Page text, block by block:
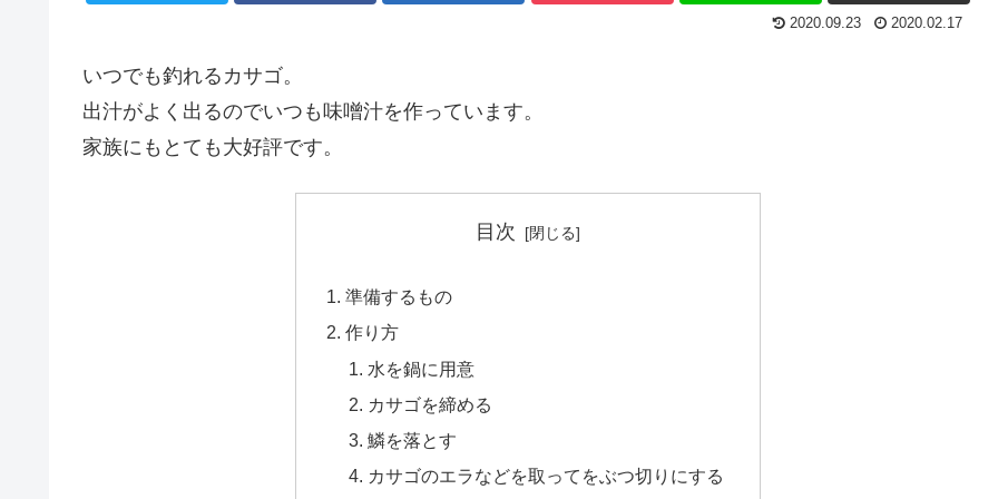
2020.09.23 2020.02.17
いつでも釣れるカサゴ。
出汁がよく出るのでいつも味噌汁を作っています。
家族にもとても大好評です。
目次
準備するもの
作り方
水を鍋に用意
カサゴを締める
鱗を落とす
カサゴのエラなどを取ってをぶつ切りにする